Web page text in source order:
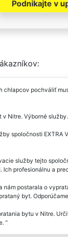
Podnikajte v
chlapcov pochváliť
v Nitre. Výborné služby.
spoločnosti EXTRA
služby tejto
profesionálnu a
nám postarala o
byt.
bytu v Nitre.